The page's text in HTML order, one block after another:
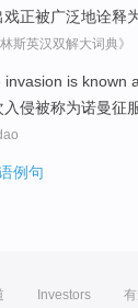
戏正被广泛地诠释
林斯英汉双解大词典》
invasion is known
入侵被称为诺曼征
例句
Investors